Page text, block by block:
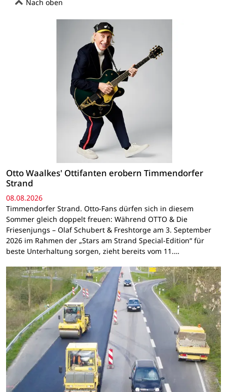
Nach oben
Otto Waalkes' Ottifanten erobern Timmendorfer
Strand
08.08.2026
Timmendorfer Strand. Otto-Fans dürfen sich in diesem
Sommer gleich doppelt freuen: Während OTTO & Die
Friesenjungs – Olaf Schubert & Freshtorge am 3. September
2026 im Rahmen der „Stars am Strand Special-Edition“ für
beste Unterhaltung sorgen, zieht bereits vom 11.…